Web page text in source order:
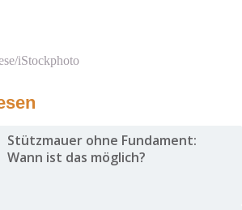
iStockphoto
Stützmauer ohne Fundament:
Wann ist das möglich?